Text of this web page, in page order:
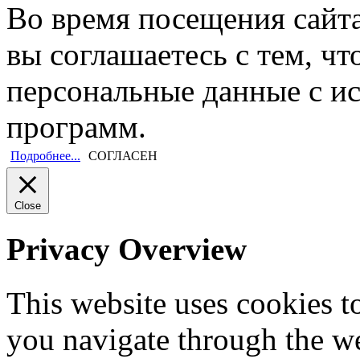
Во время посещения
вы соглашаетесь с тем,
персональные данные с
программ.
Подробнее... СОГЛАСЕН
Close
Privacy Overview
This website uses cookies
you navigate through the